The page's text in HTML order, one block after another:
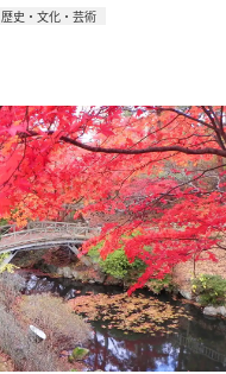
歴史・文化・芸術